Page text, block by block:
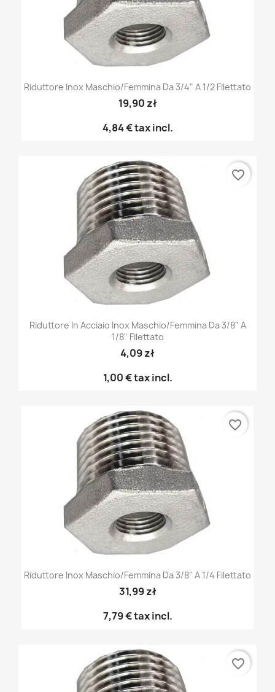
Riduttore Inox Maschio/femmina Da 3/4" A 1/2 Filettato
19,90 zł
4,84 €tax incl.
Riduttore In Acciaio Inox Maschio/femmina Da 3/8" A
1/8" Filettato
4,09 zł
1,00 €tax incl.
favorite_border
Riduttore Inox Maschio/femmina Da 3/8" A 1/4 Filettato
31,99 zł
7,79 €tax incl.
favorite_border
favorite_border